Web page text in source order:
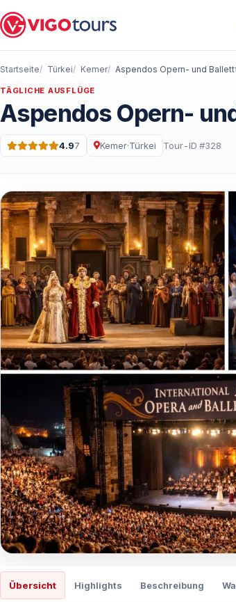
Startseite Türkei Kemer Aspendos Opern- und
TÄGLICHE AUSFLÜGE
Aspendos Opern-
Bewertung: 4.9 von 5 · 7 Bewertungen
4.97 Kemer·Türkei Tour-ID #328
Übersicht Highlights Beschreibung